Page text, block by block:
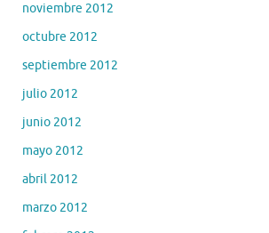
noviembre 2012
octubre 2012
septiembre 2012
julio 2012
junio 2012
mayo 2012
abril 2012
marzo 2012